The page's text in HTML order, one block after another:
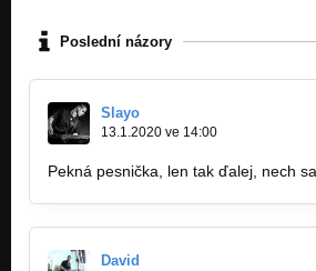
Poslední názory
Slayo
13.1.2020 ve 14:00
Pekná pesnička, len tak ďalej, nech
David